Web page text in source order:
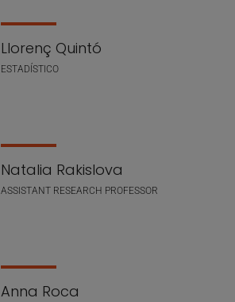
Llorenç Quintó
ESTADÍSTICO
Natalia Rakislova
ASSISTANT RESEARCH PROFESSOR
Anna Roca